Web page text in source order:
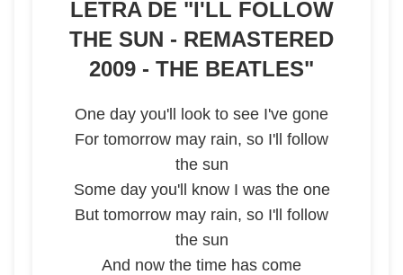
LETRA DE "I'LL FOLLOW
THE SUN - REMASTERED
2009 - THE BEATLES"
One day you'll look to see I've gone
For tomorrow may rain, so I'll follow
the sun
Some day you'll know I was the one
But tomorrow may rain, so I'll follow
the sun
And now the time has come